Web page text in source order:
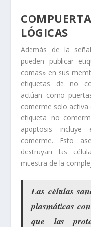
LÓGICAS
Además de la
pueden publicar
comas» en sus
etiquetas de no
actúan como
comerme solo activa
etiqueta no
apoptosis
comerme. Esto
destruyan las
muestra de la
Las células
plasmáticas
que las